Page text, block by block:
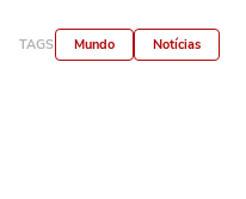
TAGS Mundo Notícias